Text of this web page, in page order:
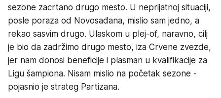
sezone zacrtano drugo mesto. U neprijatnoj situaciji,
posle poraza od Novosađana, mislio sam jedno, a
rekao sasvim drugo. Ulaskom u plej-of, naravno, cilj
je bio da zadržimo drugo mesto, iza Crvene zvezde,
jer nam donosi beneficije i plasman u kvalifikacije za
Ligu šampiona. Nisam mislio na početak sezone -
pojasnio je strateg Partizana.